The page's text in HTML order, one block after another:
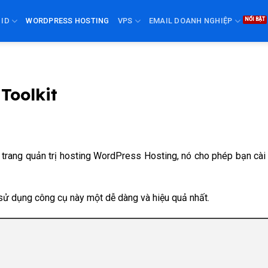
ID WORDPRESS HOSTING VPS EMAIL DOANH NGHIỆP
quản trị hostingWordPress Hosting, nó cho phép bạn
dụng công cụ này một dễ dàng và hiệu quả nhất.